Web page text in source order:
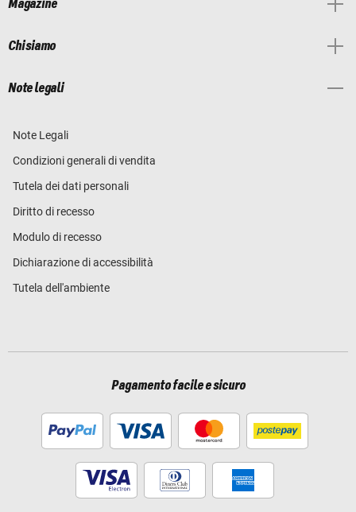
Magazine
Chi siamo
Note legali
Note Legali
Condizioni generali di vendita
Tutela dei dati personali
Diritto di recesso
Modulo di recesso
Dichiarazione di accessibilità
Tutela dell'ambiente
Pagamento facile e sicuro